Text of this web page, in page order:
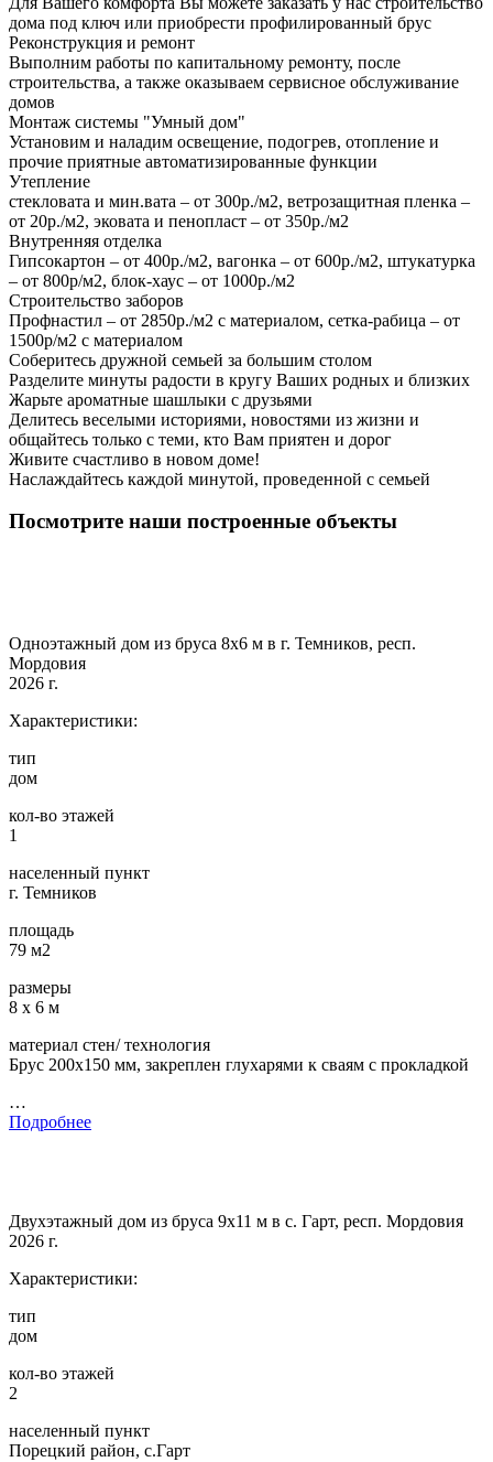
дома под ключ или приобрести профилированный брус
Реконструкция и ремонт
Выполним работы по капитальному ремонту, после
строительства, а также оказываем сервисное обслуживание
домов
Монтаж системы "Умный дом"
Установим и наладим освещение, подогрев, отопление и
прочие приятные автоматизированные функции
Утепление
стекловата и мин.вата – от 300р./м2, ветрозащитная пленка –
от 20р./м2, эковата и пенопласт – от 350р./м2
Внутренняя отделка
Гипсокартон – от 400р./м2, вагонка – от 600р./м2, штукатурка
– от 800р/м2, блок-хаус – от 1000р./м2
Строительство заборов
Профнастил – от 2850р./м2 с материалом, сетка-рабица – от
1500р/м2 с материалом
Соберитесь дружной семьей за большим столом
Разделите минуты радости в кругу Ваших родных и близких
Жарьте ароматные шашлыки с друзьями
Делитесь веселыми историями, новостями из жизни и
общайтесь только с теми, кто Вам приятен и дорог
Живите счастливо в новом доме!
Наслаждайтесь каждой минутой, проведенной с семьей
Посмотрите наши построенные объекты
Одноэтажный дом из бруса 8х6 м в г. Темников, респ.
Мордовия
2026 г.
Характеристики:
тип
дом
кол-во этажей
1
населенный пункт
г. Темников
площадь
79 м2
размеры
8 х 6 м
материал стен/ технология
Брус 200х150 мм, закреплен глухарями к сваям с прокладкой
…
Подробнее
Двухэтажный дом из бруса 9х11 м в с. Гарт, респ. Мордовия
2026 г.
Характеристики:
тип
дом
кол-во этажей
2
населенный пункт
Порецкий район, с.Гарт